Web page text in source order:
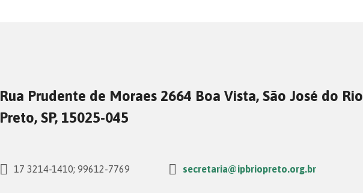
Rua Prudente de Moraes 2664 Boa Vista, São José do Rio
Preto, SP, 15025-045
17 3214-1410; 99612-7769 secretaria@ipbriopreto.org.br